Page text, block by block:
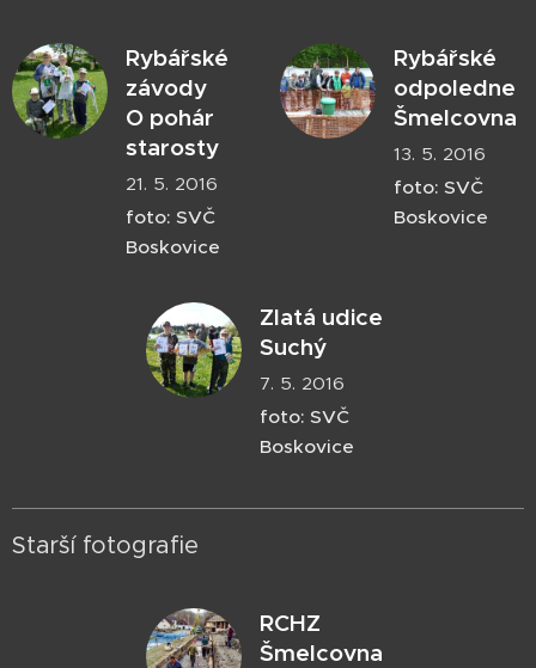
Rybářské
závody
O pohár
starosty
21. 5. 2016
foto: SVČ
Boskovice
Rybářské
odpoledne
Šmelcovna
13. 5. 2016
foto: SVČ
Boskovice
Zlatá udice
Suchý
7. 5. 2016
foto: SVČ
Boskovice
Starší fotografie
RCHZ
Šmelcovna